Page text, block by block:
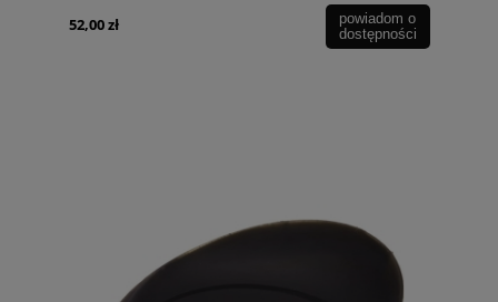
52,00 zł
powiadom o
dostępności